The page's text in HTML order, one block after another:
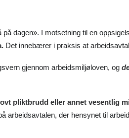
dagen». I motsetning til en
Det innebærer i praksis at
gjennom arbeidsmiljøloven, og
pliktbrudd eller annet vesentlig
arbeidsavtalen, der hensynet til